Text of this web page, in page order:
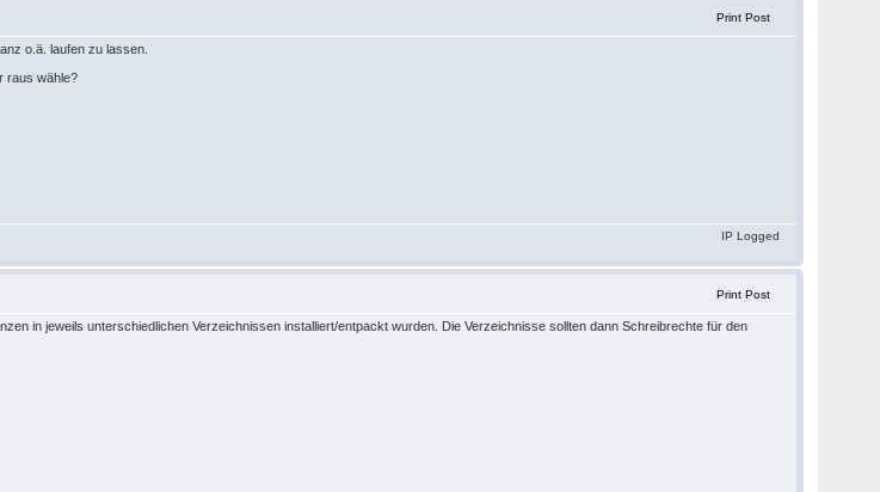
Print Post
o.ä. laufen zu lassen.
raus wähle?
IP Logged
Print Post
in jeweils unterschiedlichen Verzeichnissen installiert/entpackt wurden. Die Verzeichnisse sollten dann Schreibrechte für den